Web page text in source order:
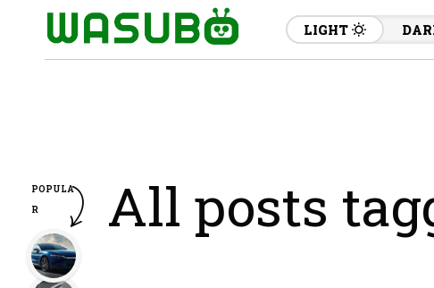
LIGHT
All posts
POPULA
R